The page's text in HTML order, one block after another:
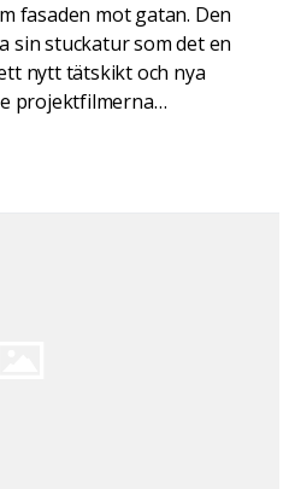
fasaden mot gatan. Den
sin stuckatur som det en
nytt tätskikt och nya
projektfilmerna…